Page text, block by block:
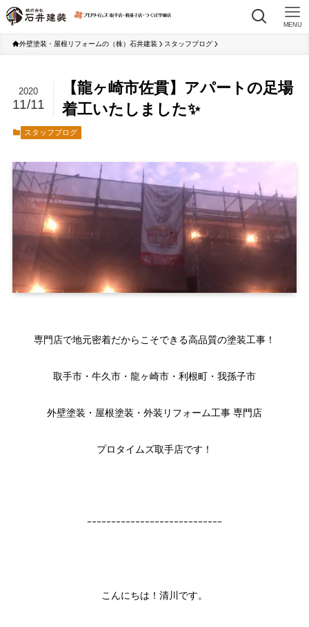
MENU
外壁塗装・屋根リフォームの（株）石井建装 スタッフブログ
【龍ヶ崎市佐貫】アパートの足場
着工いたしました✨
2020
11/11
スタッフブログ
専門店で地元密着だからこそできる高品質の塗装工事！
取手市・牛久市・龍ヶ崎市・利根町・我孫子市
外壁塗装・屋根塗装・外装リフォーム工事 専門店
プロタイムズ取手店です！
ｰｰｰｰｰｰｰｰｰｰｰｰｰｰｰｰｰｰｰｰｰｰｰｰｰｰｰｰ
こんにちは！清川です。